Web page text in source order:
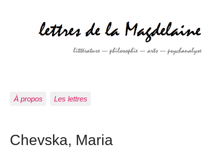
À propos Les lettres
Chevska, Maria